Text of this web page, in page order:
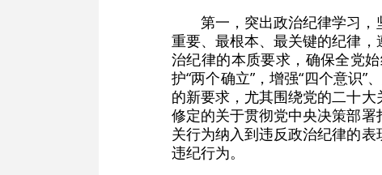
第一，突出政治纪律学习
重要、最根本、最关键的纪律
治纪律的本质要求，确保全党
护“两个确立”，增强“四个意识”
的新要求，尤其围绕党的二十
修定的关于贯彻党中央决策部
关行为纳入到违反政治纪律的
违纪行为。